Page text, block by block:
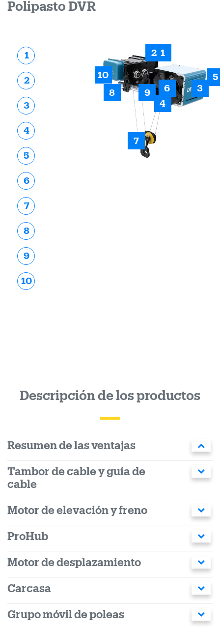
Polipasto DVR
1
2
3
4
5
6
7
8
9
10
1
2
3
4
5
6
7
8 9
10
Descripción de los productos
Resumen de las ventajas
Tambor de cable y guía de
cable
Motor de elevación y freno
ProHub
Motor de desplazamiento
Carcasa
Grupo móvil de poleas